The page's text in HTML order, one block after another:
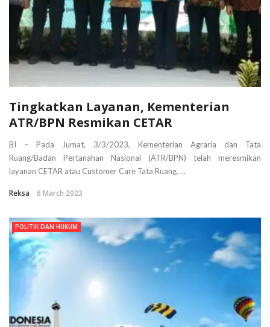
Tingkatkan Layanan, Kementerian
ATR/BPN Resmikan CETAR
BI – Pada Jumat, 3/3/2023, Kementerian Agraria dan Tata
Ruang/Badan Pertanahan Nasional (ATR/BPN) telah meresmikan
layanan CETAR atau Customer Care Tata Ruang. ...
Reksa 6 March 2023
POLITIK DAN HUKUM